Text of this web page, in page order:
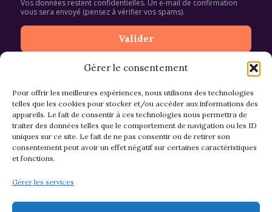
Gérer le consentement
Pour offrir les meilleures expériences, nous utilisons des technologies
telles que les cookies pour stocker et/ou accéder aux informations des
appareils. Le fait de consentir à ces technologies nous permettra de
traiter des données telles que le comportement de navigation ou les ID
uniques sur ce site. Le fait de ne pas consentir ou de retirer son
consentement peut avoir un effet négatif sur certaines caractéristiques
et fonctions.
Gérer les services
Vos données restent confidentielles. Un e-mail de confirmation
vous sera envoyé (pensez à vérifier vos spams).
CGV et Retours